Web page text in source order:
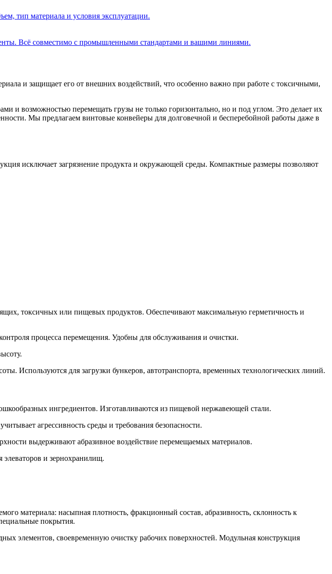
тип материала и условия эксплуатации.
Всё совместимо с промышленными стандартами и вашими линиями.
и защищает его от внешних воздействий, что особенно важно при работе с токсичными,
и возможностью перемещать грузы не только горизонтально, но и под углом. Это делает их
Мы предлагаем винтовые конвейеры для долговечной и бесперебойной работы даже в
исключает загрязнение продукта и окружающей среды. Компактные размеры позволяют
токсичных или пищевых продуктов. Обеспечивают максимальную герметичность и
процесса перемещения. Удобны для обслуживания и очистки.
Используются для загрузки бункеров, автотранспорта, временных технологических линий.
ингредиентов. Изготавливаются из пищевой нержавеющей стали.
агрессивность среды и требования безопасности.
выдерживают абразивное воздействие перемещаемых материалов.
элеваторов и зернохранилищ.
материала: насыпная плотность, фракционный состав, абразивность, склонность к
покрытия.
элементов, своевременную очистку рабочих поверхностей. Модульная конструкция